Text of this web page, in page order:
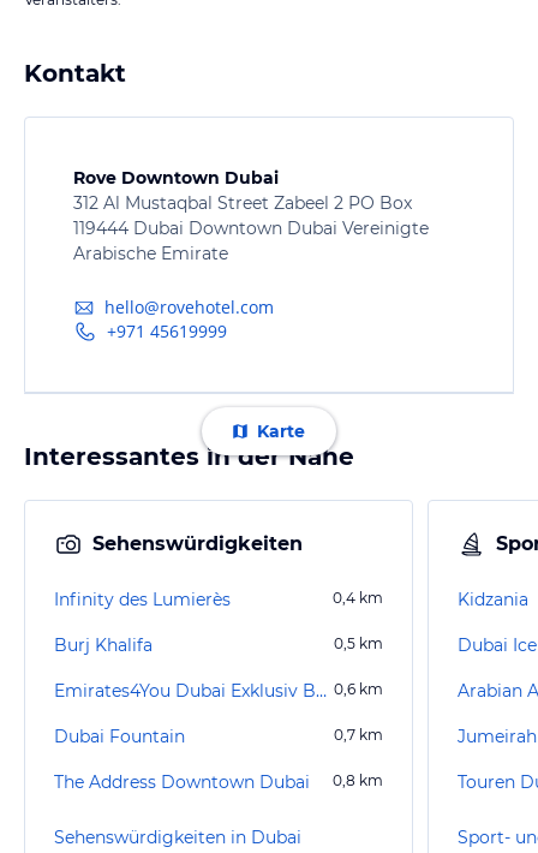
Kontakt
Rove Downtown Dubai
312 Al Mustaqbal Street Zabeel 2 PO Box
119444 Dubai Downtown Dubai Vereinigte
Arabische Emirate
hello@rovehotel.com
+971 45619999
Karte
Interessantes in der Nähe
Sehenswürdigkeiten
Infinity des Lumierès 0,4 km
Burj Khalifa 0,5 km
Emirates4You Dubai Exklusiv Burj Khalifa 0,6 km
Dubai Fountain 0,7 km
The Address Downtown Dubai 0,8 km
Sehenswürdigkeiten in Dubai
Kidzania
Dubai
Arabian
Sport-